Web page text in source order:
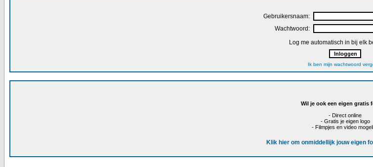
Gebruikersnaam:
Wachtwoord:
Log me automatisch in bij elk
Ik ben mijn wachtwoord
Wil je ook een eigen gratis
- Direct online
- Gratis je eigen logo
- Filmpjes en video
Klik hier om onmiddellijk jouw eigen